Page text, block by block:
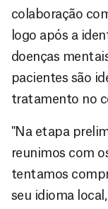
colaboração
logo após a
doenças
pacientes são
tratamento no
"Na etapa
reunimos com
tentamos
seu idioma